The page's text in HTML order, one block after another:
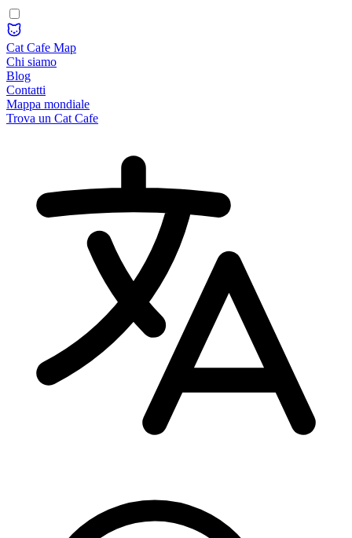
Cat Cafe Map
Chi siamo
Blog
Contatti
Mappa mondiale
Trova un Cat Cafe